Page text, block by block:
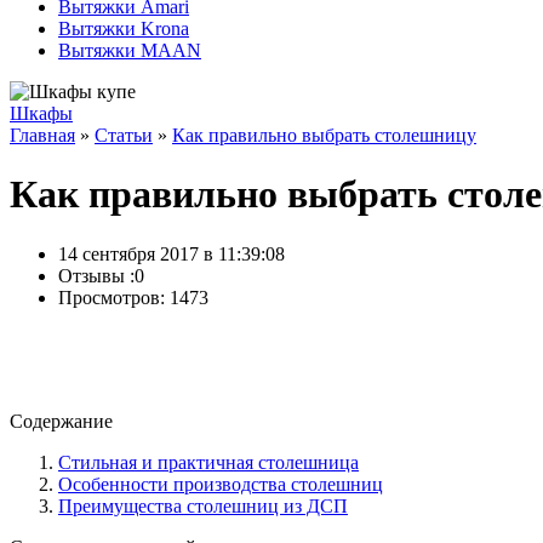
Вытяжки Amari
Вытяжки Krona
Вытяжки MAAN
Шкафы
Главная » Статьи » Как правильно выбрать столешницу
Как правильно выбрать
14 сентября 2017 в 11:39:08
Отзывы :0
Просмотров: 1473
Содержание
Стильная и практичная столешница
Особенности производства столешниц
Преимущества столешниц из ДСП